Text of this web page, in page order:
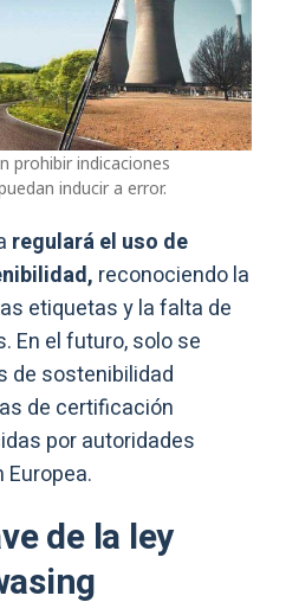
prohibir indicaciones
inducir a error.
regulará el uso de
reconociendo la
etiquetas y la falta de
En el futuro, solo se
de sostenibilidad
de certificación
por autoridades
Europea.
de la ley